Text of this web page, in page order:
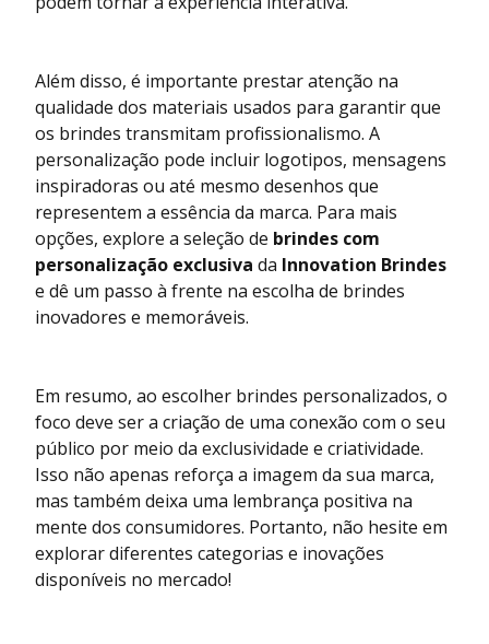
Além disso, é importante prestar atenção na
qualidade dos materiais usados para garantir que
os brindes transmitam profissionalismo. A
personalização pode incluir logotipos, mensagens
inspiradoras ou até mesmo desenhos que
representem a essência da marca. Para mais
opções, explore a seleção de brindes com
personalização exclusiva da Innovation Brindes
e dê um passo à frente na escolha de brindes
inovadores e memoráveis.
Em resumo, ao escolher brindes personalizados, o
foco deve ser a criação de uma conexão com o seu
público por meio da exclusividade e criatividade.
Isso não apenas reforça a imagem da sua marca,
mas também deixa uma lembrança positiva na
mente dos consumidores. Portanto, não hesite em
explorar diferentes categorias e inovações
disponíveis no mercado!